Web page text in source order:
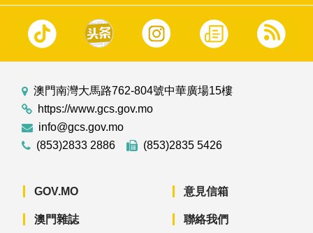
澳門南灣大馬路762-804號中華廣場15樓
https://www.gcs.gov.mo
info@gcs.gov.mo
(853)2833 2886
(853)2835 5426
GOV.MO
澳門雜誌
意見信箱
聯絡我們